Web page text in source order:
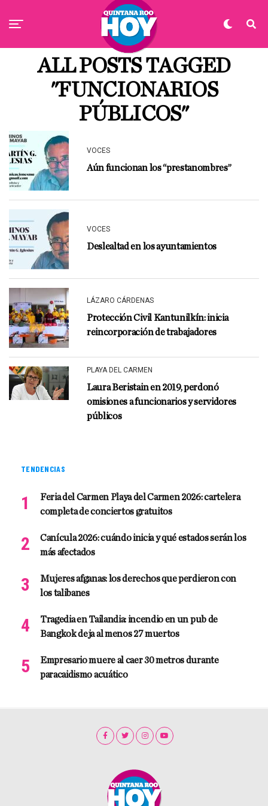
ALL POSTS TAGGED
"FUNCIONARIOS
PÚBLICOS"
VOCES
Aún funcionan los “prestanombres”
VOCES
Deslealtad en los ayuntamientos
LÁZARO CÁRDENAS
Protección Civil Kantunilkín: inicia
reincorporación de trabajadores
PLAYA DEL CARMEN
Laura Beristain en 2019, perdonó
omisiones a funcionarios y servidores
públicos
TENDENCIAS
Feria del Carmen Playa del Carmen 2026: cartelera
completa de conciertos gratuitos
Canícula 2026: cuándo inicia y qué estados serán los
más afectados
Mujeres afganas: los derechos que perdieron con
los talibanes
Tragedia en Tailandia: incendio en un pub de
Bangkok deja al menos 27 muertos
Empresario muere al caer 30 metros durante
paracaidismo acuático